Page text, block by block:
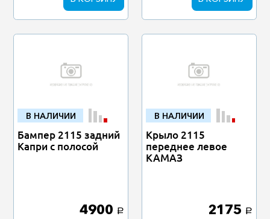
В НАЛИЧИИ
Бампер 2115 задний
Капри с полосой
4900 a
В НАЛИЧИИ
Крыло 2115
переднее левое
КАМАЗ
2175 a